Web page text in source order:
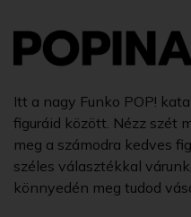
Itt a nagy Funko POP!
figuráid között. Nézz szét
meg a számodra kedves
széles választékkal
könnyedén meg tudod